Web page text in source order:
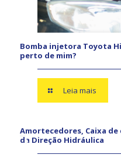
Bomba injetora Toyota
perto de mim?
Leia mais
Amortecedores, Caixa de
da Direção Hidráulica